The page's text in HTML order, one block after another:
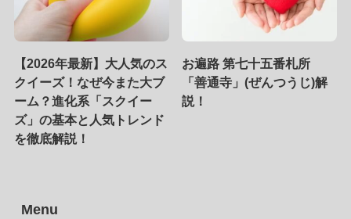
【2026年最新】大人気のス
クイーズ！なぜ今また大ブ
ーム？進化系「スクイー
ズ」の基本と人気トレンド
を徹底解説！
お遍路 第七十五番札所
「善通寺」(ぜんつうじ)解
説！
Menu